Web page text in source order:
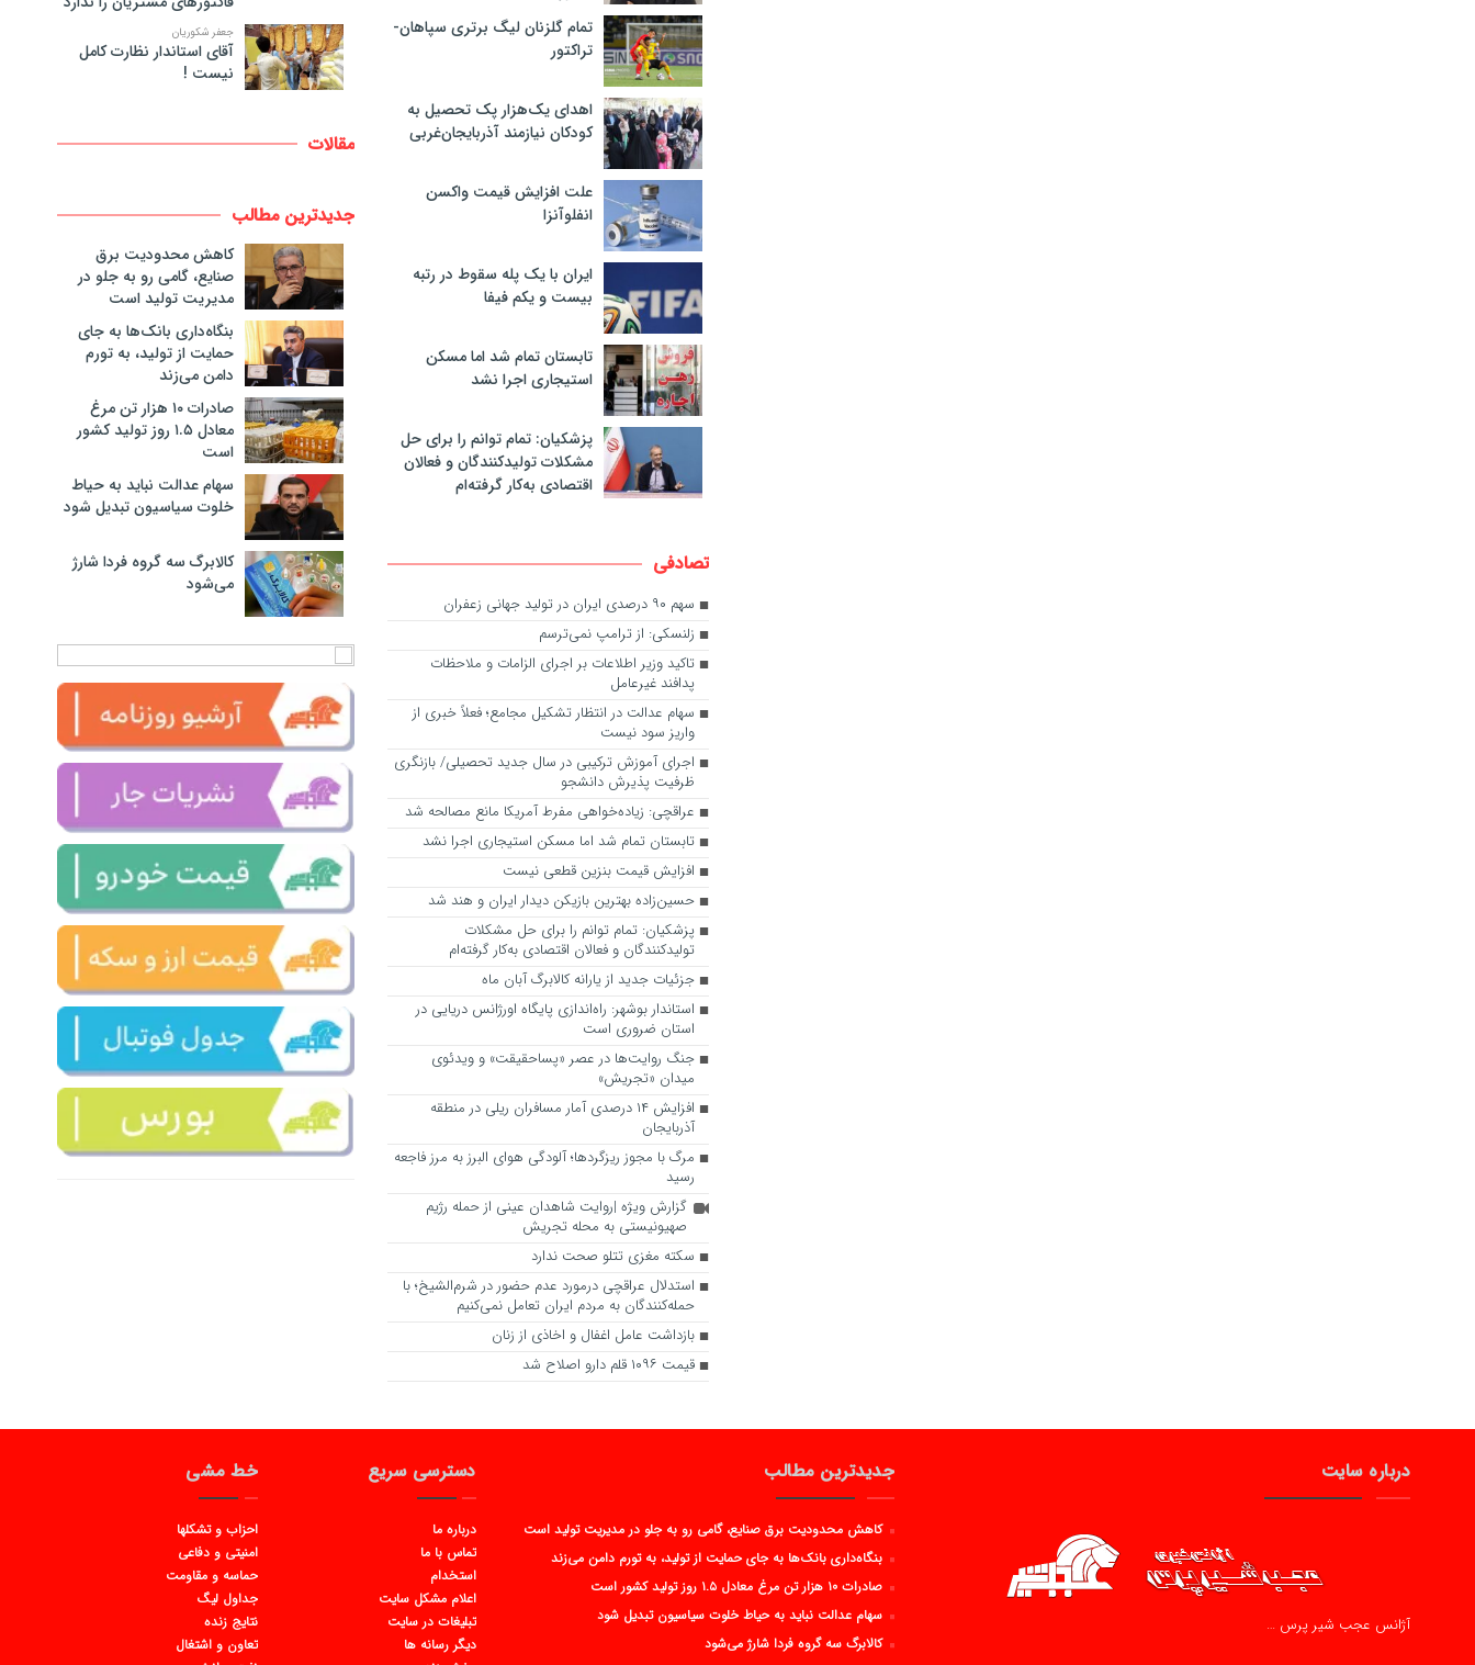
تمام گلزنان لیگ‌ برتری سپاهان-
تراکتور
اهدای یک‌هزار پک تحصیل به
کودکان نیازمند آذربایجان‌غربی
علت افزایش قیمت واکسن
انفلوآنزا
ایران با یک پله سقوط در رتبه
بیست و یکم فیفا
تابستان تمام شد اما مسکن
استیجاری اجرا نشد
پزشکیان: تمام توانم را برای حل
مشکلات تولیدکنندگان و فعالان
اقتصادی به‌کار گرفته‌ام
تصادفی
سهم ۹۰ درصدی ایران در تولید جهانی زعفران
زلنسکی: از ترامپ نمی‌ترسم
تاکید وزیر اطلاعات بر اجرای الزامات و ملاحظات
پدافند غیرعامل
سهام عدالت در انتظار تشکیل مجامع؛ فعلاً خبری از
واریز سود نیست
اجرای آموزش ترکیبی در سال جدید تحصیلی/ بازنگری
ظرفیت پذیرش دانشجو
عراقچی: زیاده‌خواهی مفرط آمریکا مانع مصالحه شد
تابستان تمام شد اما مسکن استیجاری اجرا نشد
افزایش قیمت بنزین قطعی نیست
حسین‌زاده بهترین بازیکن دیدار ایران و هند شد
پزشکیان: تمام توانم را برای حل مشکلات
تولیدکنندگان و فعالان اقتصادی به‌کار گرفته‌ام
جزئیات جدید از یارانه کالابرگ آبان ماه
استاندار بوشهر: راه‌اندازی پایگاه اورژانس دریایی در
استان ضروری است
جنگ روایت‌ها در عصر «پساحقیقت» و ویدئوی
میدان «تجریش»
افزایش ۱۴ درصدی آمار مسافران ریلی در منطقه
آذربایجان
مرگ با مجوز ریزگردها؛ آلودگی هوای البرز به مرز فاجعه
رسید
گزارش ویژه |روایت شاهدان عینی از حمله رژیم
صهیونیستی به محله تجریش
سکته مغزی تتلو صحت ندارد
استدلال عراقچی درمورد عدم حضور در شرم‌الشیخ؛ با
حمله‌کنندگان به مردم ایران تعامل نمی‌کنیم
بازداشت عامل اغفال و اخاذی از زنان
قیمت ۱۰۹۶ قلم دارو اصلاح شد
جعفر شکوریان
آقای استاندار نظارت کامل
نیست !
مقالات
جدیدترین مطالب
کاهش محدودیت برق
صنایع، گامی رو به جلو در
مدیریت تولید است
بنگاه‌داری بانک‌ها به جای
حمایت از تولید، به تورم
دامن می‌زند
صادرات ۱۰ هزار تن مرغ
معادل ۱.۵ روز تولید کشور
است
سهام عدالت نباید به حیاط
خلوت سیاسیون تبدیل شود
کالابرگ سه گروه فردا شارژ
می‌شود
درباره سایت
آژانس عجب شیر پرس …
جدیدترین مطالب
کاهش محدودیت برق صنایع، گامی رو به جلو در مدیریت تولید است
بنگاه‌داری بانک‌ها به جای حمایت از تولید، به تورم دامن می‌زند
صادرات ۱۰ هزار تن مرغ معادل ۱.۵ روز تولید کشور است
سهام عدالت نباید به حیاط خلوت سیاسیون تبدیل شود
کالابرگ سه گروه فردا شارژ می‌شود
دسترسی سریع
درباره ما
تماس با ما
استخدام
اعلام مشکل سایت
تبلیغات در سایت
دیگر رسانه ها
خط مشی
احزاب و تشکلها
امنیتی و دفاعی
حماسه و مقاومت
جداول لیگ
نتایج زنده
تعاون و اشتغال